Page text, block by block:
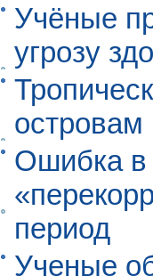
Учёные
угрозу
островам
Ошибка в
период
Ученые